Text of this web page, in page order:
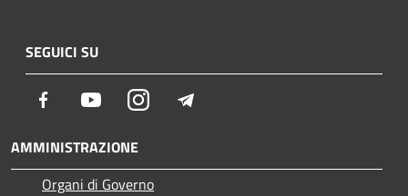
SEGUICI SU
Facebook YoutubeInstagram
AMMINISTRAZIONE
Organi di Governo